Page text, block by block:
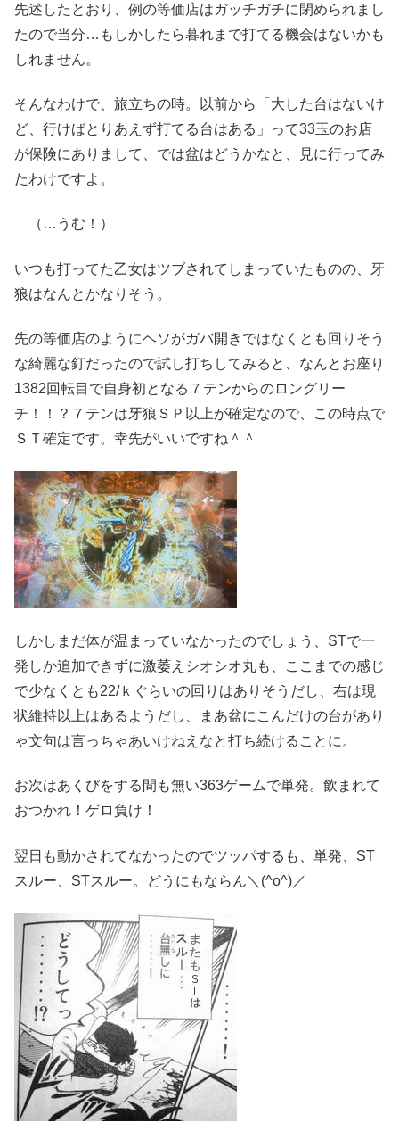
先述したとおり、例の等価店はガッチガチに閉められまし
たので当分…もしかしたら暮れまで打てる機会はないかも
しれません。
そんなわけで、旅立ちの時。以前から「大した台はないけ
ど、行けばとりあえず打てる台はある」って33玉のお店
が保険にありまして、では盆はどうかなと、見に行ってみ
たわけですよ。
（…うむ！）
いつも打ってた乙女はツブされてしまっていたものの、牙
狼はなんとかなりそう。
先の等価店のようにヘソがガバ開きではなくとも回りそう
な綺麗な釘だったので試し打ちしてみると、なんとお座り
1382回転目で自身初となる７テンからのロングリー
チ！！？７テンは牙狼ＳＰ以上が確定なので、この時点で
ＳＴ確定です。幸先がいいですね＾＾
しかしまだ体が温まっていなかったのでしょう、STで一
発しか追加できずに激萎えシオシオ丸も、ここまでの感じ
で少なくとも22/ｋぐらいの回りはありそうだし、右は現
状維持以上はあるようだし、まあ盆にこんだけの台があり
ゃ文句は言っちゃあいけねえなと打ち続けることに。
お次はあくびをする間も無い363ゲームで単発。飲まれて
おつかれ！ゲロ負け！
翌日も動かされてなかったのでツッパするも、単発、ST
スルー、STスルー。どうにもならん＼(^o^)／